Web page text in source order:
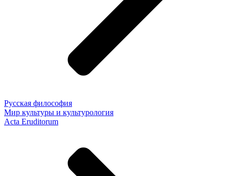
Русская философия
Мир культуры и культурология
Acta Eruditorum